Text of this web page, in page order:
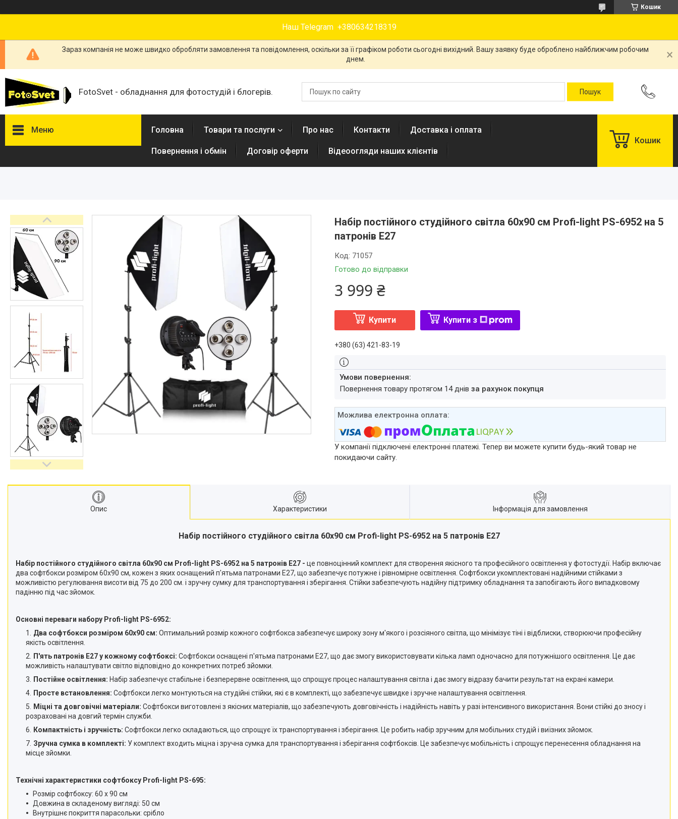
Кошик
Наш Telegram +380634218319
Зараз компанія не може швидко обробляти замовлення та повідомлення, оскільки за її графіком роботи сьогодні вихідний. Вашу заявку буде оброблено найближчим робочим
днем.
FotoSvet - обладнання для фотостудій і блогерів.
Меню
Студійні парасольки
Студійне світло
Лампи для постійного та
імпульсного світла
Набори постійного світла для
фото і відео
Набори імпульсного світла
Фото відбивачі, тримачі для
відбивачів
Поворотні столики
Все для предметної зйомки
Лайтбокси, фотобокси
Кільцеві лампи, товари для
блогерів
Світлодіодні LED-панель,
відеосвітло
Підсвічування, накамерне
світло
Штативи для фотоапаратів і
відеокамер
Стедіками, стабілізатори
Моноподи
Лінзи-об'єктиви для
Перехідники для фототехніки і
адаптери
Мікрофони, стійки, пантографи
Генератори диму
Аксесуари для фото-
відеозйомки
Кріплення
Аксесуари для мобільних
телефонів і смартфонів
Товари для дому
Відеоогляди наших клієнтів
Знижки
Сертифікати
Головна Товари та послуги Про нас Контакти Доставка і оплата
Повернення і обмін Договір оферти Відеоогляди наших клієнтів
Кошик
Набір постійного студійного світла 60х90 см Profi-light PS-6952 на 5
патронів E27
Готово до відправки
Код: 71057
3 999 ₴
Купити Купити з
+380 (63) 421-83-19
повернення товару протягом 14 днів за рахунок покупця
У компанії підключені електронні платежі. Тепер ви можете купити будь-який товар не
покидаючи сайту.
Опис Характеристики Інформація для замовлення
Набір постійного студійного світла 60х90 см Profi-light PS-6952 на 5 патронів E27
Набір постійного студійного світла 60х90 см Profi-light PS-6952 на 5 патронів E27 - це повноцінний комплект для створення якісного та професійного освітлення у фотостудії. Набір включає
два софтбокси розміром 60х90 см, кожен з яких оснащений п'ятьма патронами E27, що забезпечує потужне і рівномірне освітлення. Софтбокси укомплектовані надійними стійками з
можливістю регулювання висоти від 75 до 200 см. і зручну сумку для транспортування і зберігання. Стійки забезпечують надійну підтримку обладнання та запобігають його випадковому
падінню під час зйомок.
Основні переваги набору Profi-light PS-6952:
Два софтбокси розміром 60х90 см: Оптимальний розмір кожного софтбокса забезпечує широку зону м'якого і розсіяного світла, що мінімізує тіні і відблиски, створюючи професійну
якість освітлення.
П'ять патронів E27 у кожному софтбоксі: Софтбокси оснащені п'ятьма патронами E27, що дає змогу використовувати кілька ламп одночасно для потужнішого освітлення. Це дає
можливість налаштувати світло відповідно до конкретних потреб зйомки.
Постійне освітлення: Набір забезпечує стабільне і безперервне освітлення, що спрощує процес налаштування світла і дає змогу відразу бачити результат на екрані камери.
Просте встановлення: Софтбокси легко монтуються на студійні стійки, які є в комплекті, що забезпечує швидке і зручне налаштування освітлення.
Міцні та довговічні матеріали: Софтбокси виготовлені з якісних матеріалів, що забезпечують довговічність і надійність навіть у разі інтенсивного використання. Вони стійкі до зносу і
розраховані на довгий термін служби.
Компактність і зручність: Софтбокси легко складаються, що спрощує їх транспортування і зберігання. Це робить набір зручним для мобільних студій і виїзних зйомок.
Зручна сумка в комплекті: У комплект входить міцна і зручна сумка для транспортування і зберігання софтбоксів. Це забезпечує мобільність і спрощує перенесення обладнання на
місце зйомки.
Технічні характеристики софтбоксу Profi-light PS-695:
Розмір софтбоксу: 60 х 90 см
Довжина в складеному вигляді: 50 см
Внутрішнє покриття парасольки: срібло